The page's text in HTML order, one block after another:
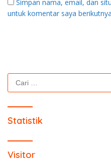
Simpan nama, email, dan
untuk komentar saya
Cari
untuk:
Statistik
Visitor